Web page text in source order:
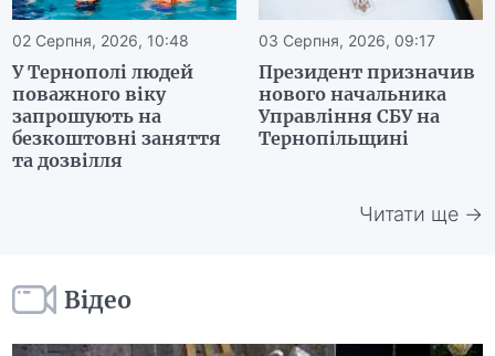
02 Серпня, 2026, 10:48
У Тернополі людей
поважного віку
запрошують на
безкоштовні заняття
та дозвілля
03 Серпня, 2026, 09:17
Президент призначив
нового начальника
Управління СБУ на
Тернопільщині
Читати ще →
Відео